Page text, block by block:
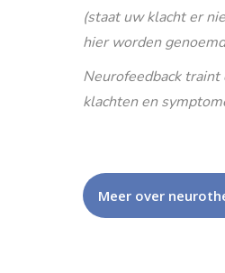
(staat uw klacht er
hier worden
Neurofeedback
klachten en
Meer over